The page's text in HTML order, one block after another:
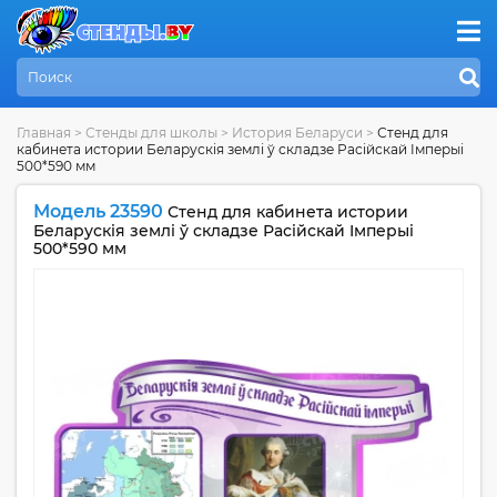
Главная > Стенды для школы > История Беларуси > Стенд для
кабинета истории Беларускiя землi ў складзе Расiйскай Iмперыi
500*590 мм
Модель 23590 Стенд для кабинета истории
Беларускiя землi ў складзе Расiйскай Iмперыi
500*590 мм